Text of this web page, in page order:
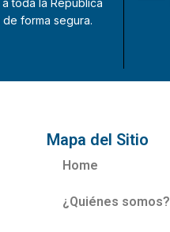
toda la República
forma segura.
Mapa del Sitio
Home
¿Quiénes somos?